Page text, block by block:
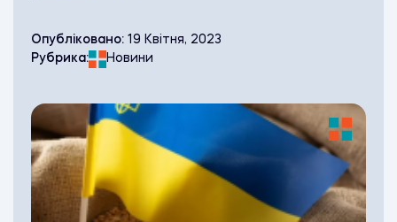
Опубліковано: 19 Квітня, 2023
Рубрика:
Новини